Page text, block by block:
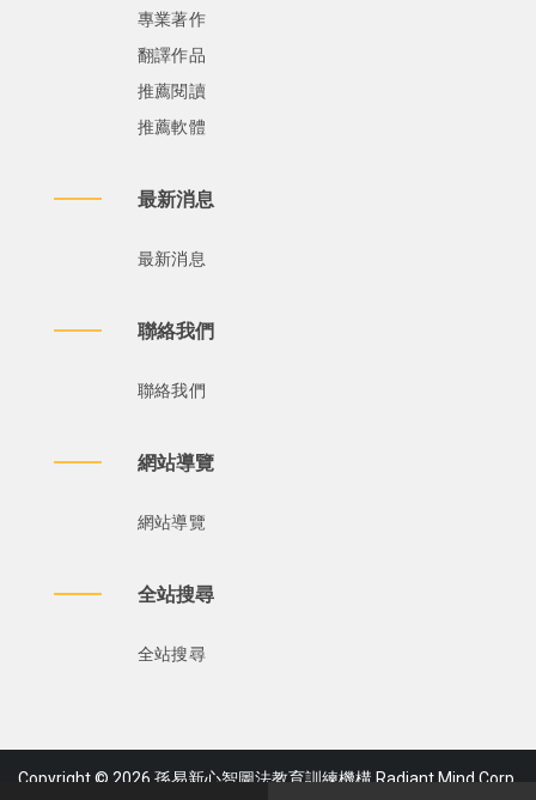
專業著作
翻譯作品
推薦閱讀
推薦軟體
最新消息
最新消息
聯絡我們
聯絡我們
網站導覽
網站導覽
全站搜尋
全站搜尋
Copyright © 2026 孫易新心智圖法教育訓練機構 Radiant Mind Corp.